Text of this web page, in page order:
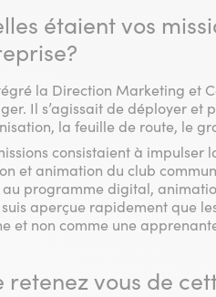
étaient vos
la Direction Marketing et
Il s’agissait de déployer
la feuille de route, le
consistaient à
et animation du club
programme digital,
suis aperçue rapidement que
et non comme une
retenez vous de